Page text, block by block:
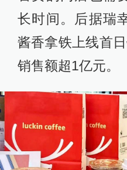
长时间。后据瑞
酱香拿铁上线首
销售额超1亿元。